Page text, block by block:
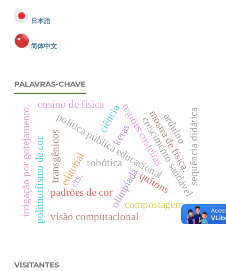
日本語
简体中文
PALAVRAS-CHAVE
editorial olimpíada
política pública educacional
padrões de cor
polimorfismo de cor quítons
regiões costeiras
robótica
visão computacional
keras crescimento saudável
mostra de física.
irrigação por gotejamento. sequência didática
transgênicos cts.
compostagem
ensino de físicaciência arduino
VISITANTES